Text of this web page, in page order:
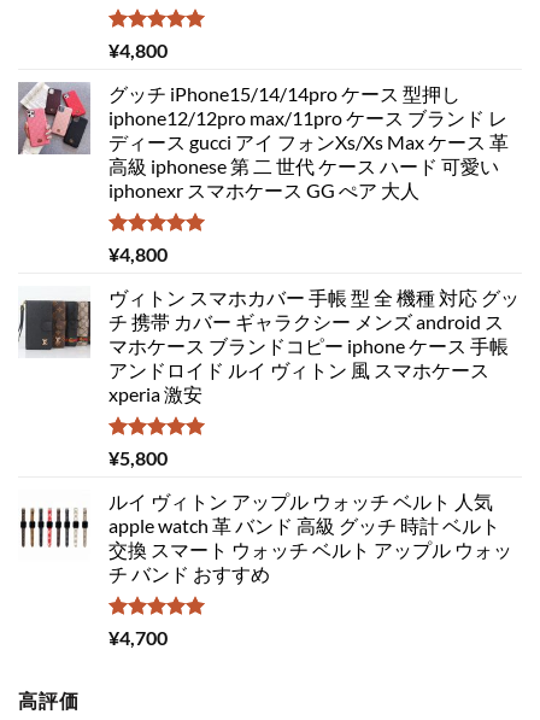
5段階中
5.00
¥4,800
グッチ iPhone15/14/14pro ケース 型押し
iphone12/12pro max/11pro ケース ブランド レ
ディース gucci アイ フォンXs/Xs Max ケース 革
高級 iphonese 第 二 世代 ケース ハード 可愛い
iphonexr スマホケース GG ぺア 大人
5段階中
5.00
¥4,800
ヴィトン スマホカバー 手帳 型 全 機種 対応 グッ
チ 携帯 カバー ギャラクシー メンズ android ス
マホケース ブランドコピー iphone ケース 手帳
アンドロイド ルイ ヴィトン 風 スマホケース
xperia 激安
5段階中
5.00
¥5,800
ルイ ヴィトン アップル ウォッチ ベルト 人気
apple watch 革 バンド 高級 グッチ 時計 ベルト
交換 スマート ウォッチ ベルト アップル ウォッ
チ バンド おすすめ
5段階中
5.00
¥4,700
高評価